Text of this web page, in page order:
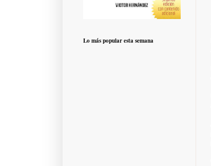
Lo más popular esta semana